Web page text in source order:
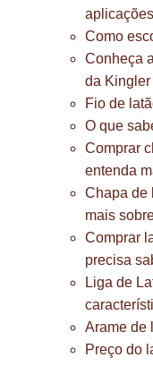
aplicações
Como
Conheça
da Kingler
Fio de
O que
Comprar
entenda
Chapa de
mais
Comprar
precisa
Liga de
Arame de
Preço do